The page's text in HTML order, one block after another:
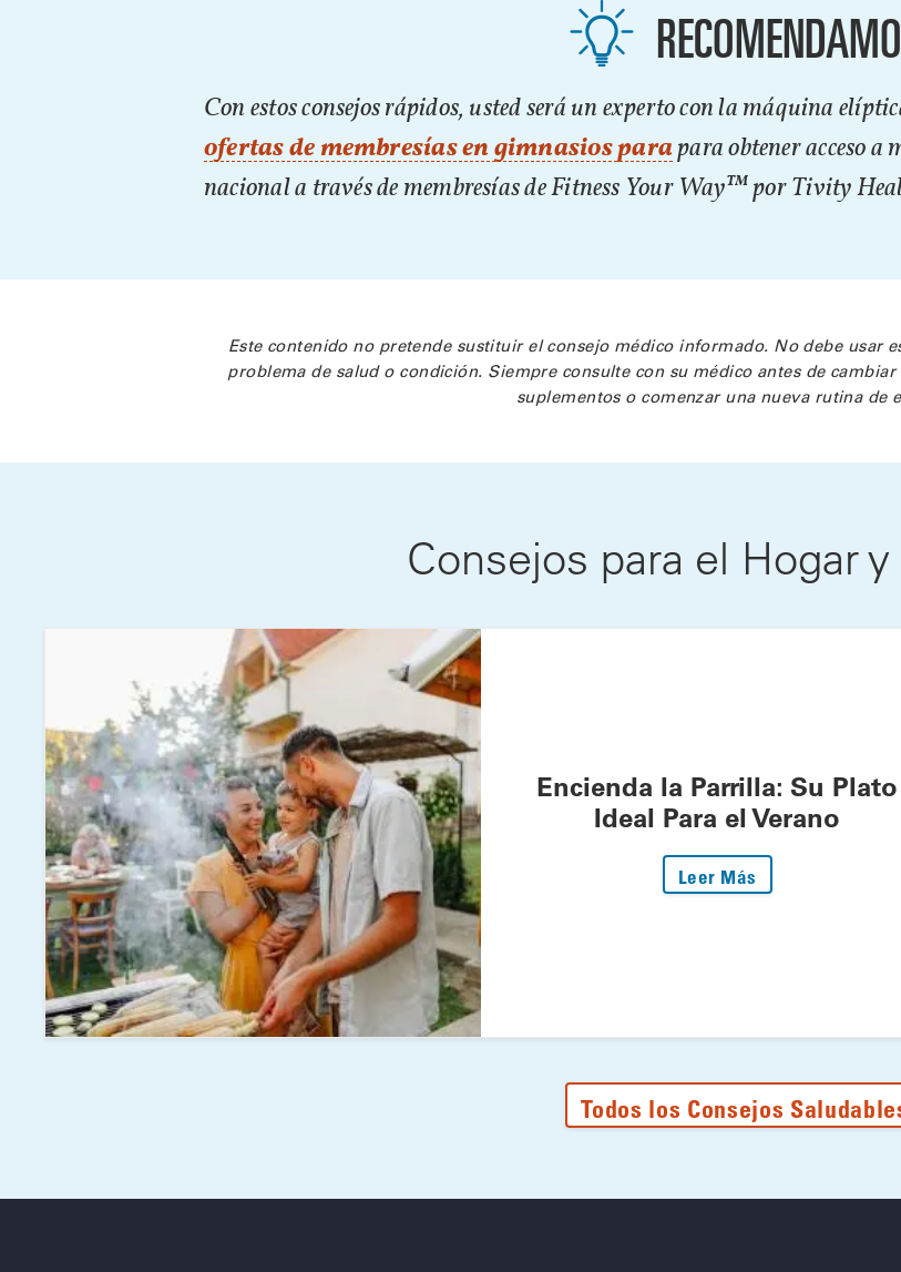
Con estos consejos rápidos, usted será un experto con la máquina
ofertas de membresías en gimnasios parapara obtener acceso a
nacional a través de membresías de Fitness Your Way™ por Tivity
Este contenido no pretende sustituir el consejo médico informado. No debe usar
problema de salud o condición. Siempre consulte con su médico antes de
suplementos o comenzar una nueva rutina de
Consejos para el Hogar
Encienda la Parrilla: Su Plato
Ideal Para el Verano
Leer Más
Todos los Consejos